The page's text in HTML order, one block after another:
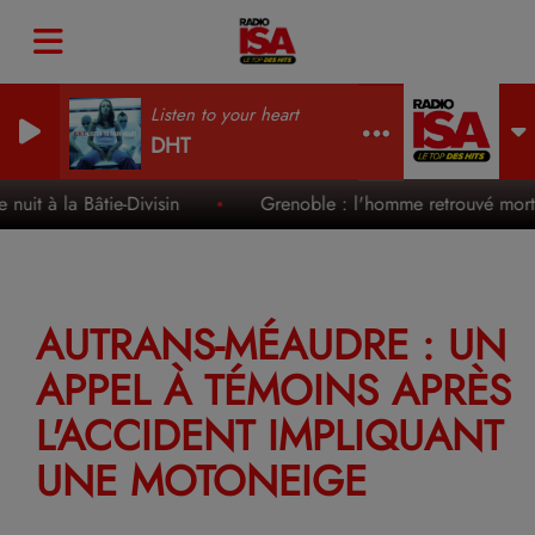
Listen to your heart
DHT
à la Bâtie-Divisin Grenoble : l'homme retrouvé
AUTRANS-MÉAUDRE : UN
APPEL À TÉMOINS APRÈS
L'ACCIDENT IMPLIQUANT
UNE MOTONEIGE